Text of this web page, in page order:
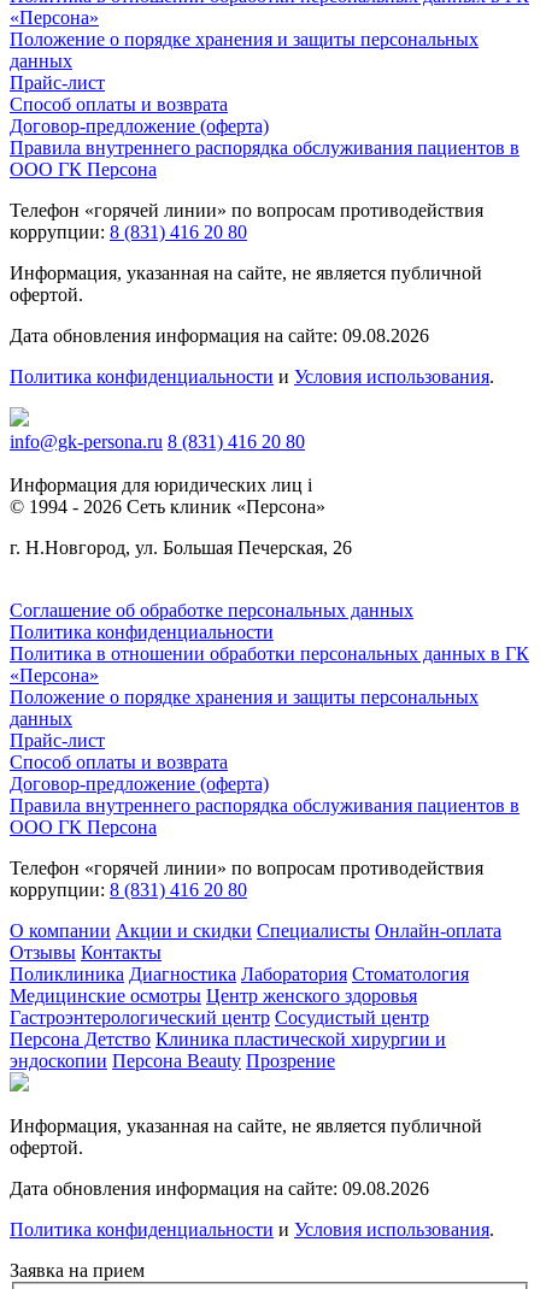
«Персона»
Положение о порядке хранения и защиты персональных
данных
Прайс-лист
Способ оплаты и возврата
Договор-предложение (оферта)
Правила внутреннего распорядка обслуживания пациентов в
ООО ГК Персона
Телефон «горячей линии» по вопросам противодействия
коррупции: 8 (831) 416 20 80
Информация, указанная на сайте, не является публичной
офертой.
Дата обновления информация на сайте: 09.08.2026
Политика конфиденциальности и Условия использования.
info@gk-persona.ru 8 (831) 416 20 80
Информация для юридических лиц i
© 1994 - 2026 Сеть клиник «Персона»
г. Н.Новгород, ул. Большая Печерская, 26
Соглашение об обработке персональных данных
Политика конфиденциальности
Политика в отношении обработки персональных данных в ГК
«Персона»
Положение о порядке хранения и защиты персональных
данных
Прайс-лист
Способ оплаты и возврата
Договор-предложение (оферта)
Правила внутреннего распорядка обслуживания пациентов в
ООО ГК Персона
Телефон «горячей линии» по вопросам противодействия
коррупции: 8 (831) 416 20 80
О компании Акции и скидки Специалисты Онлайн-оплата
Отзывы Контакты
Поликлиника Диагностика Лаборатория Стоматология
Медицинские осмотры Центр женского здоровья
Гастроэнтерологический центр Сосудистый центр
Персона Детство Клиника пластической хирургии и
эндоскопии Персона Beauty Прозрение
Информация, указанная на сайте, не является публичной
офертой.
Дата обновления информация на сайте: 09.08.2026
Политика конфиденциальности и Условия использования.
Заявка на прием